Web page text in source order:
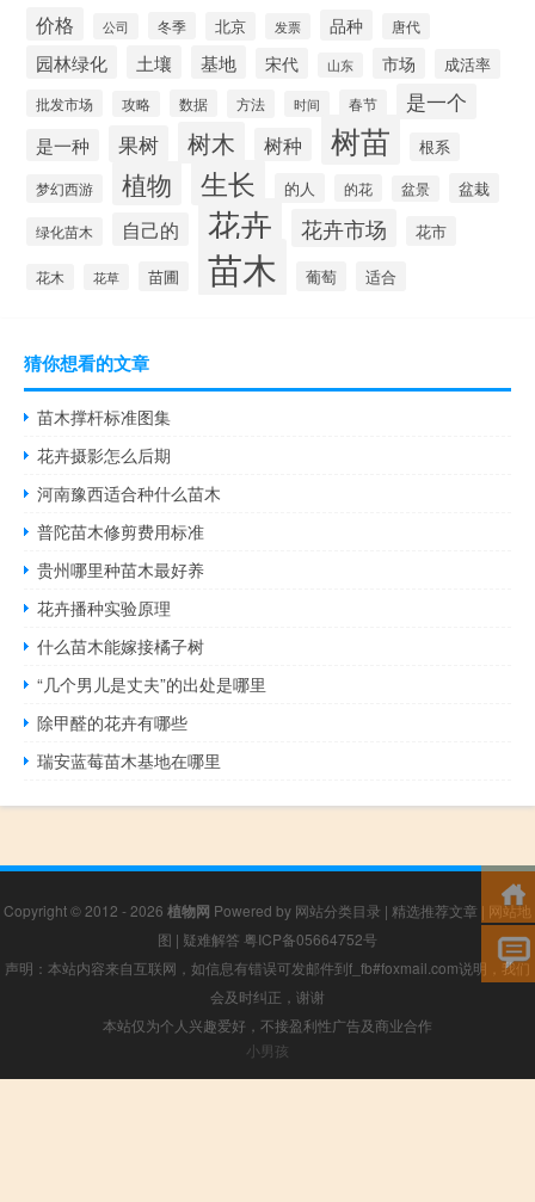
价格 公司 冬季 北京 发票 品种 唐代
园林绿化 土壤 基地 宋代 山东 市场 成活率
批发市场 攻略 数据 方法 时间 春节 是一个
是一种 果树 树木 树种 树苗
根系
梦幻西游
植物 生长 的人 的花 盆景 盆栽
绿化苗木 自己的 花卉 花卉市场 花市
花木 花草 苗圃 苗木 葡萄 适合
猜你想看的文章
苗木撑杆标准图集
花卉摄影怎么后期
河南豫西适合种什么苗木
普陀苗木修剪费用标准
贵州哪里种苗木最好养
花卉播种实验原理
什么苗木能嫁接橘子树
“几个男儿是丈夫”的出处是哪里
除甲醛的花卉有哪些
瑞安蓝莓苗木基地在哪里
Copyright © 2012 - 2026 植物网 Powered by 网站分类目录 | 精选推荐文章 | 网站地
图 | 疑难解答 粤ICP备05664752号
声明：本站内容来自互联网，如信息有错误可发邮件到f_fb#foxmail.com说明，我们
会及时纠正，谢谢
本站仅为个人兴趣爱好，不接盈利性广告及商业合作
小男孩